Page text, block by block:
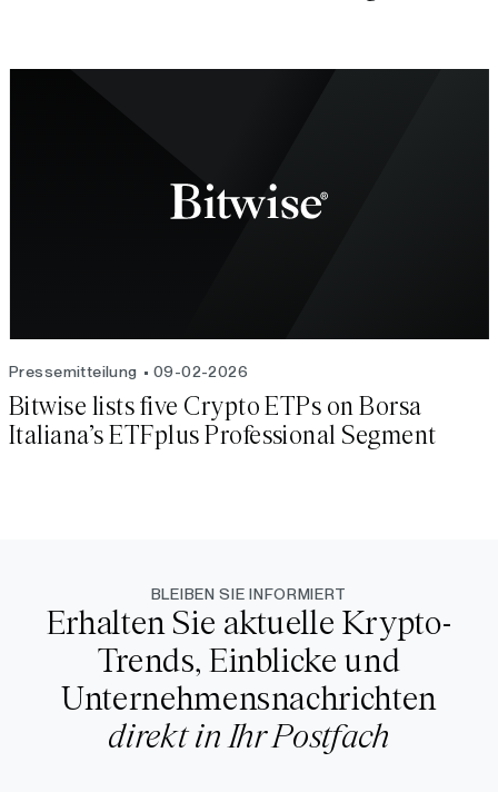
Pressemitteilung 09-02-2026
Bitwise lists five Crypto ETPs on Borsa
Italiana’s ETFplus Professional Segment
BLEIBEN SIE INFORMIERT
Erhalten Sie aktuelle Krypto-
Trends, Einblicke und
Unternehmensnachrichten
direkt in Ihr Postfach